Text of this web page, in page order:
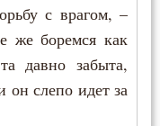
с врагом, –
же боремся как
давно забыта,
он слепо идет за